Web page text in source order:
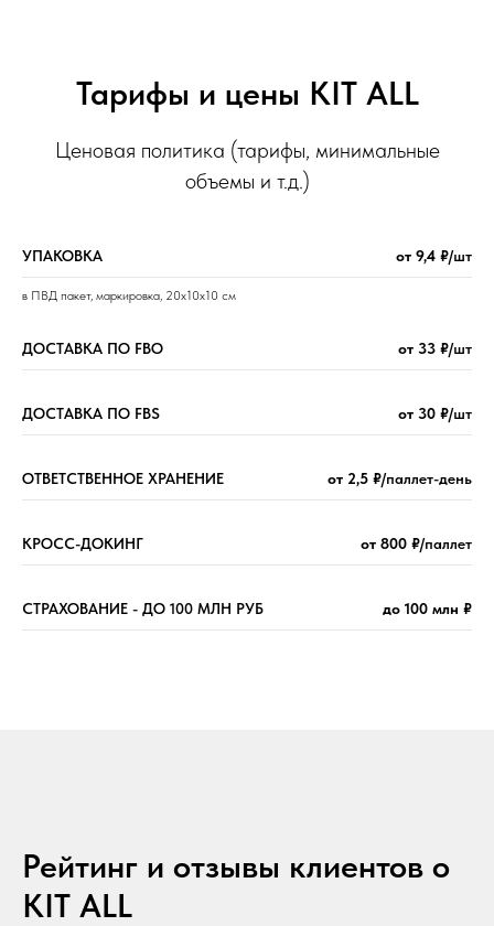
Тарифы и цены KIT ALL
Ценовая политика (тарифы, минимальные
объемы и т.д.)
УПАКОВКА от 9,4 ₽/шт
в ПВД пакет, маркировка, 20x10x10 см
ДОСТАВКА ПО FBO от 33 ₽/шт
ДОСТАВКА ПО FBS от 30 ₽/шт
ОТВЕТСТВЕННОЕ ХРАНЕНИЕ от 2,5 ₽/паллет-день
КРОСС-ДОКИНГ от 800 ₽/паллет
СТРАХОВАНИЕ - ДО 100 МЛН РУБ до 100 млн ₽
Рейтинг и отзывы клиентов о
KIT ALL